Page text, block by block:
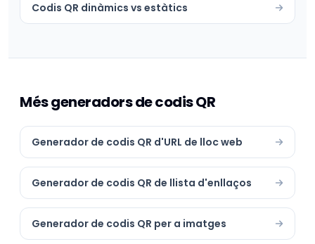
Codis QR dinàmics vs estàtics
Més generadors de codis QR
Generador de codis QR d'URL de lloc web
Generador de codis QR de llista d'enllaços
Generador de codis QR per a imatges